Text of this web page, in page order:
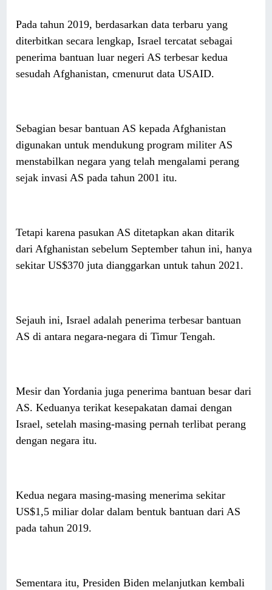
Pada tahun 2019, berdasarkan data terbaru yang
diterbitkan secara lengkap, Israel tercatat sebagai
penerima bantuan luar negeri AS terbesar kedua
sesudah Afghanistan, cmenurut data USAID.
Sebagian besar bantuan AS kepada Afghanistan
digunakan untuk mendukung program militer AS
menstabilkan negara yang telah mengalami perang
sejak invasi AS pada tahun 2001 itu.
Tetapi karena pasukan AS ditetapkan akan ditarik
dari Afghanistan sebelum September tahun ini, hanya
sekitar US$370 juta dianggarkan untuk tahun 2021.
Sejauh ini, Israel adalah penerima terbesar bantuan
AS di antara negara-negara di Timur Tengah.
Mesir dan Yordania juga penerima bantuan besar dari
AS. Keduanya terikat kesepakatan damai dengan
Israel, setelah masing-masing pernah terlibat perang
dengan negara itu.
Kedua negara masing-masing menerima sekitar
US$1,5 miliar dolar dalam bentuk bantuan dari AS
pada tahun 2019.
Sementara itu, Presiden Biden melanjutkan kembali